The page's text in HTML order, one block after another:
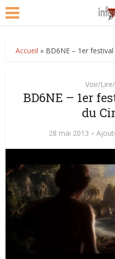
Accueil » BD6NE – 1er
Voir/
BD6NE – 1er
du
28 mai 2013